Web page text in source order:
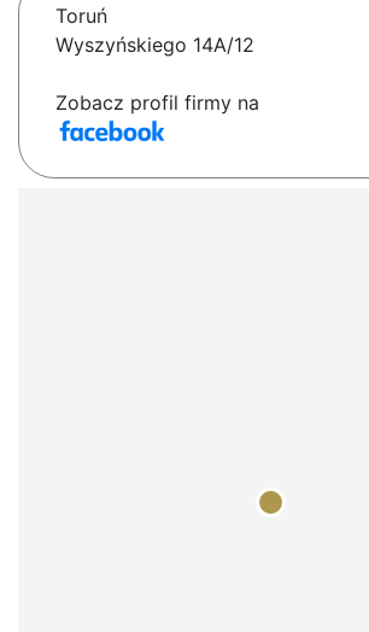
Toruń
Wyszyńskiego 14A/12
Zobacz profil firmy na